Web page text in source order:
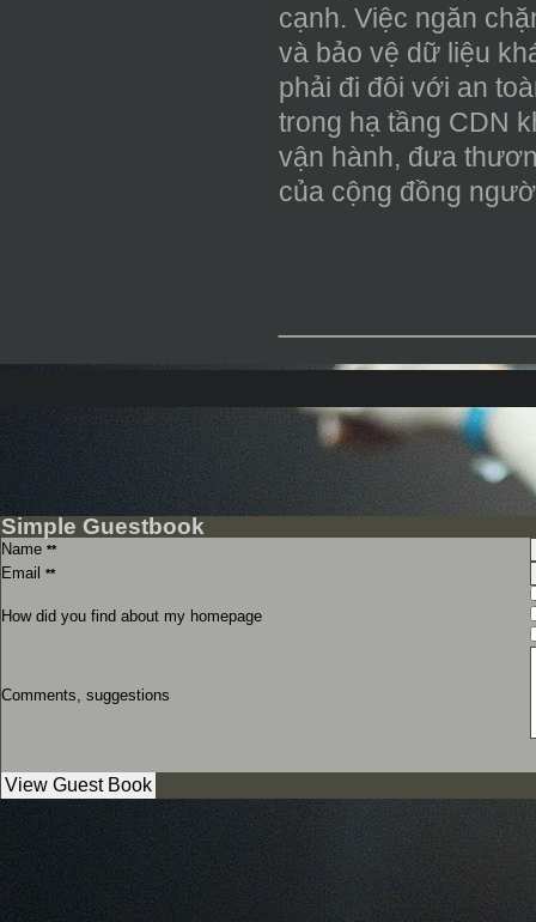
cạnh. Việc ngăn
và bảo vệ dữ liệu
phải đi đôi với an
trong hạ tầng CDN
vận hành, đưa
của cộng đồng
Simple Guestbook
Name **
Email **
How did you find about my homepage
Comments, suggestions